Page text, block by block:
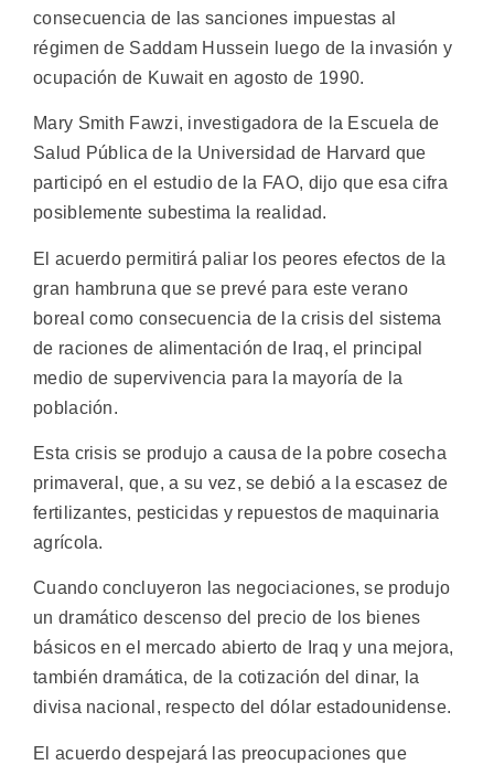
consecuencia de las sanciones impuestas al
régimen de Saddam Hussein luego de la invasión y
ocupación de Kuwait en agosto de 1990.
Mary Smith Fawzi, investigadora de la Escuela de
Salud Pública de la Universidad de Harvard que
participó en el estudio de la FAO, dijo que esa cifra
posiblemente subestima la realidad.
El acuerdo permitirá paliar los peores efectos de la
gran hambruna que se prevé para este verano
boreal como consecuencia de la crisis del sistema
de raciones de alimentación de Iraq, el principal
medio de supervivencia para la mayoría de la
población.
Esta crisis se produjo a causa de la pobre cosecha
primaveral, que, a su vez, se debió a la escasez de
fertilizantes, pesticidas y repuestos de maquinaria
agrícola.
Cuando concluyeron las negociaciones, se produjo
un dramático descenso del precio de los bienes
básicos en el mercado abierto de Iraq y una mejora,
también dramática, de la cotización del dinar, la
divisa nacional, respecto del dólar estadounidense.
El acuerdo despejará las preocupaciones que